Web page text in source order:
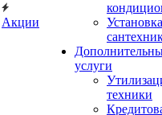
Акции
Установка
услуги
техники